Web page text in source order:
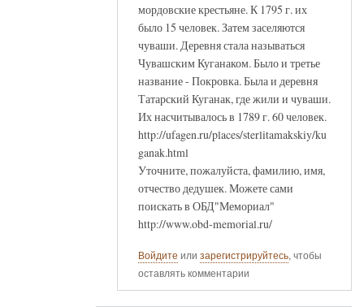
мордовские крестьяне. К 1795 г. их
было 15 человек. Затем заселяются
чуваши. Деревня стала называться
Чувашским Куганаком. Было и третье
название - Покровка. Была и деревня
Татарский Куганак, где жили и чуваши.
Их насчитывалось в 1789 г. 60 человек.
http://ufagen.ru/places/sterlitamakskiy/ku
ganak.html
Уточните, пожалуйста, фамилию, имя,
отчество дедушек. Можете сами
поискать в ОБД"Мемориал"
http://www.obd-memorial.ru/
Войдите или зарегистрируйтесь, чтобы
оставлять комментарии